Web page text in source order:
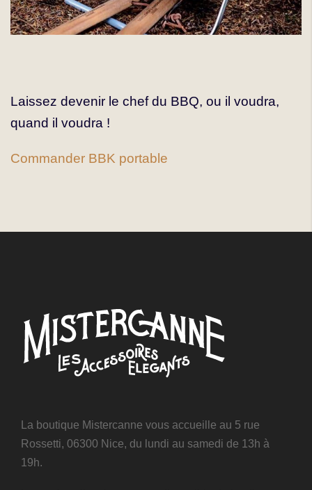
Laissez devenir le chef du BBQ, ou il voudra,
quand il voudra !
Commander BBK portable
La boutique Mistercanne vous accueille au 5 rue
Rossetti, 06300 Nice, du lundi au samedi de 13h à
19h.